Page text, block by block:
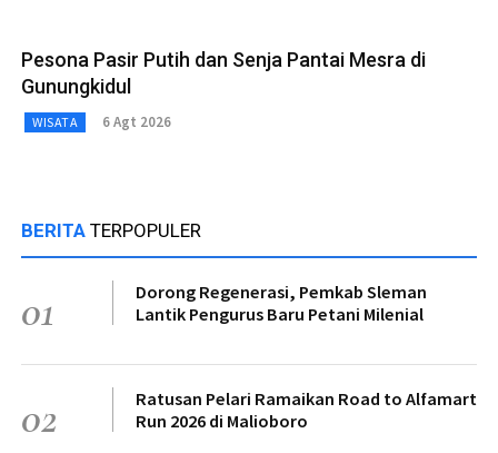
Pesona Pasir Putih dan Senja Pantai Mesra di
Gunungkidul
WISATA 6 Agt 2026
BERITA TERPOPULER
01
Dorong Regenerasi, Pemkab Sleman
Lantik Pengurus Baru Petani Milenial
02
Ratusan Pelari Ramaikan Road to Alfamart
Run 2026 di Malioboro